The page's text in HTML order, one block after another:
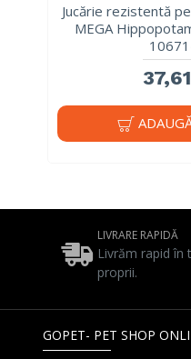
Jucărie rezistentă
MEGA
LIVRARE RAPIDĂ
Livrăm rapid în
proprii.
GOPET- PET SHOP